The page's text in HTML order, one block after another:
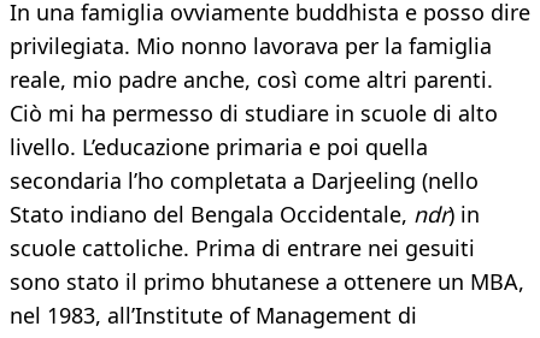
In una famiglia ovviamente buddhista e posso dire
privilegiata. Mio nonno lavorava per la famiglia
reale, mio padre anche, così come altri parenti.
Ciò mi ha permesso di studiare in scuole di alto
livello. L’educazione primaria e poi quella
secondaria l’ho completata a Darjeeling (nello
Stato indiano del Bengala Occidentale, ndr) in
scuole cattoliche. Prima di entrare nei gesuiti
sono stato il primo bhutanese a ottenere un MBA,
nel 1983, all’Institute of Management di